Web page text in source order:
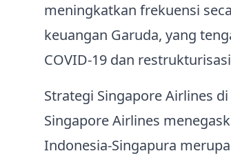
meningkatkan frekuensi
keuangan Garuda, yang
COVID‑19 dan
Strategi Singapore Airlines
Singapore Airlines
Indonesia‑Singapura